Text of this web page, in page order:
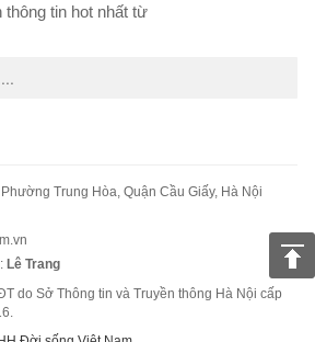
tin hot nhất từ
Trung Hòa, Quận Cầu Giấy, Hà Nội
Lê Trang
do Sở Thông tin và Truyền thông Hà Nội cấp